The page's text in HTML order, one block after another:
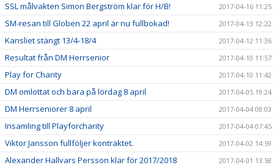
SSL målvakten Simon Bergström klar för H/B! 2017-04-16 11:25
SM-resan till Globen 22 april är nu fullbokad! 2017-04-13 12:22
Kansliet stängt 13/4-18/4 2017-04-12 11:36
Resultat från DM Herrsenior 2017-04-10 11:57
Play for Charity 2017-04-10 11:42
DM omlottat och bara på lördag 8 april 2017-04-05 19:24
DM Herrseniorer 8 april 2017-04-04 08:03
Insamling till Playforcharity 2017-04-04 07:45
Viktor Jansson fullföljer kontraktet. 2017-04-02 14:59
Alexander Hallvars Persson klar för 2017/2018 2017-04-01 13:58